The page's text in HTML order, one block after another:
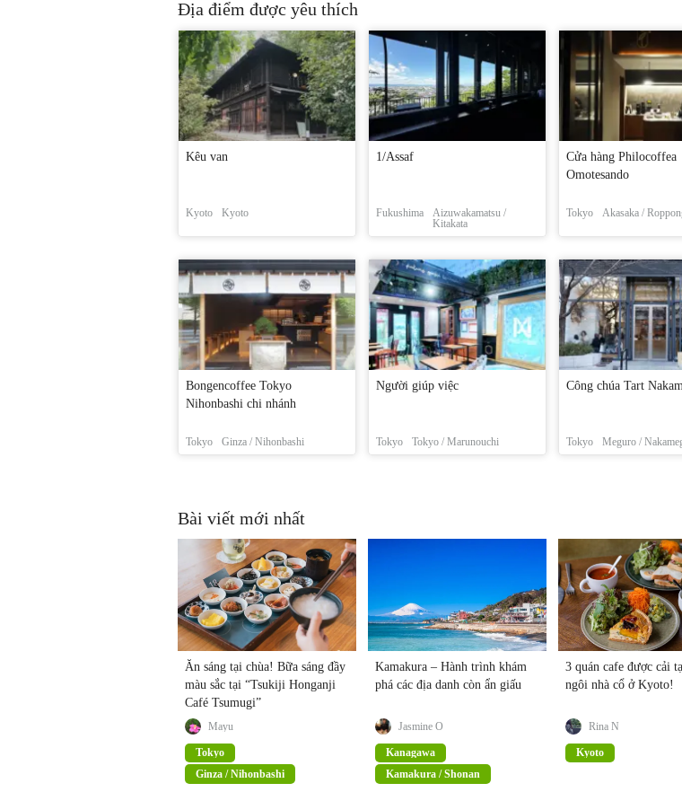
Địa điểm được yêu thích
Kêu van
Kyoto Kyoto
1/Assaf
Fukushima
Aizuwakamatsu /
Kitakata
Cửa hàng Philocoffea
Omotesando
Tokyo Akasaka /
Bongencoffee Tokyo
Nihonbashi chi nhánh
Tokyo Ginza / Nihonbashi
Người giúp việc
Tokyo Tokyo / Marunouchi
Công chúa Tart
Tokyo Meguro /
Bài viết mới nhất
Ăn sáng tại chùa! Bữa sáng đầy
màu sắc tại “Tsukiji Honganji
Café Tsumugi”
Mayu
Tokyo
Ginza / Nihonbashi
Kamakura – Hành trình khám
phá các địa danh còn ẩn giấu
Jasmine O
Kanagawa
Kamakura / Shonan
3 quán cafe được cải
ngôi nhà cổ ở Kyoto!
Rina N
Kyoto